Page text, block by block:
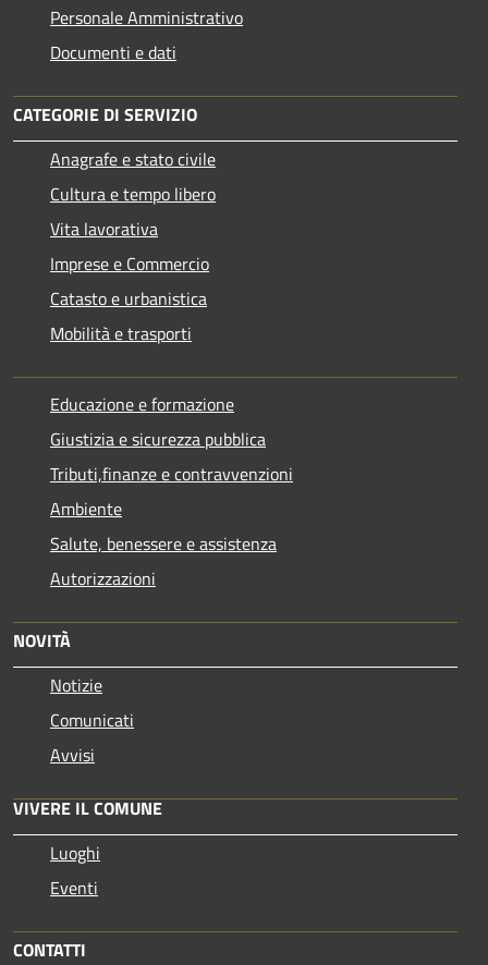
Personale Amministrativo
Documenti e dati
CATEGORIE DI SERVIZIO
Anagrafe e stato civile
Cultura e tempo libero
Vita lavorativa
Imprese e Commercio
Catasto e urbanistica
Mobilità e trasporti
Educazione e formazione
Giustizia e sicurezza pubblica
Tributi,finanze e contravvenzioni
Ambiente
Salute, benessere e assistenza
Autorizzazioni
NOVITÀ
Notizie
Comunicati
Avvisi
VIVERE IL COMUNE
Luoghi
Eventi
CONTATTI